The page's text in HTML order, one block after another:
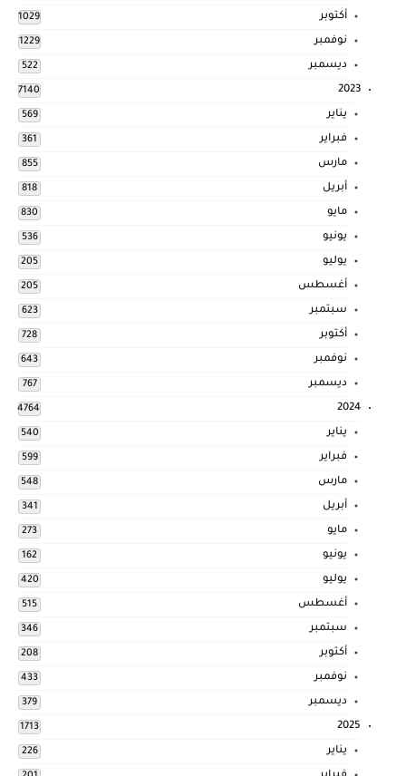
أكتوبر 1029
نوفمبر 1229
ديسمبر 522
2023
7140
يناير 569
فبراير 361
مارس 855
أبريل 818
مايو 830
يونيو 536
يوليو 205
أغسطس 205
سبتمبر 623
أكتوبر 728
نوفمبر 643
ديسمبر 767
2024
4764
يناير 540
فبراير 599
مارس 548
أبريل 341
مايو 273
يونيو 162
يوليو 420
أغسطس 515
سبتمبر 346
أكتوبر 208
نوفمبر 433
ديسمبر 379
2025
1713
يناير 226